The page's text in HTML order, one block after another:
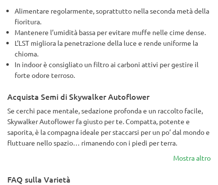
Alimentare regolarmente, soprattutto nella seconda metà della
fioritura.
Mantenere l’umidità bassa per evitare muffe nelle cime dense.
L’LST migliora la penetrazione della luce e rende uniforme la
chioma.
In indoor è consigliato un filtro ai carboni attivi per gestire il
forte odore terroso.
Acquista Semi di Skywalker Autoflower
Se cerchi pace mentale, sedazione profonda e un raccolto facile,
Skywalker Autoflower fa giusto per te. Compatta, potente e
saporita, è la compagna ideale per staccarsi per un po’ dal mondo e
fluttuare nello spazio… rimanendo con i piedi per terra.
Mostra altro
FAQ sulla Varietà